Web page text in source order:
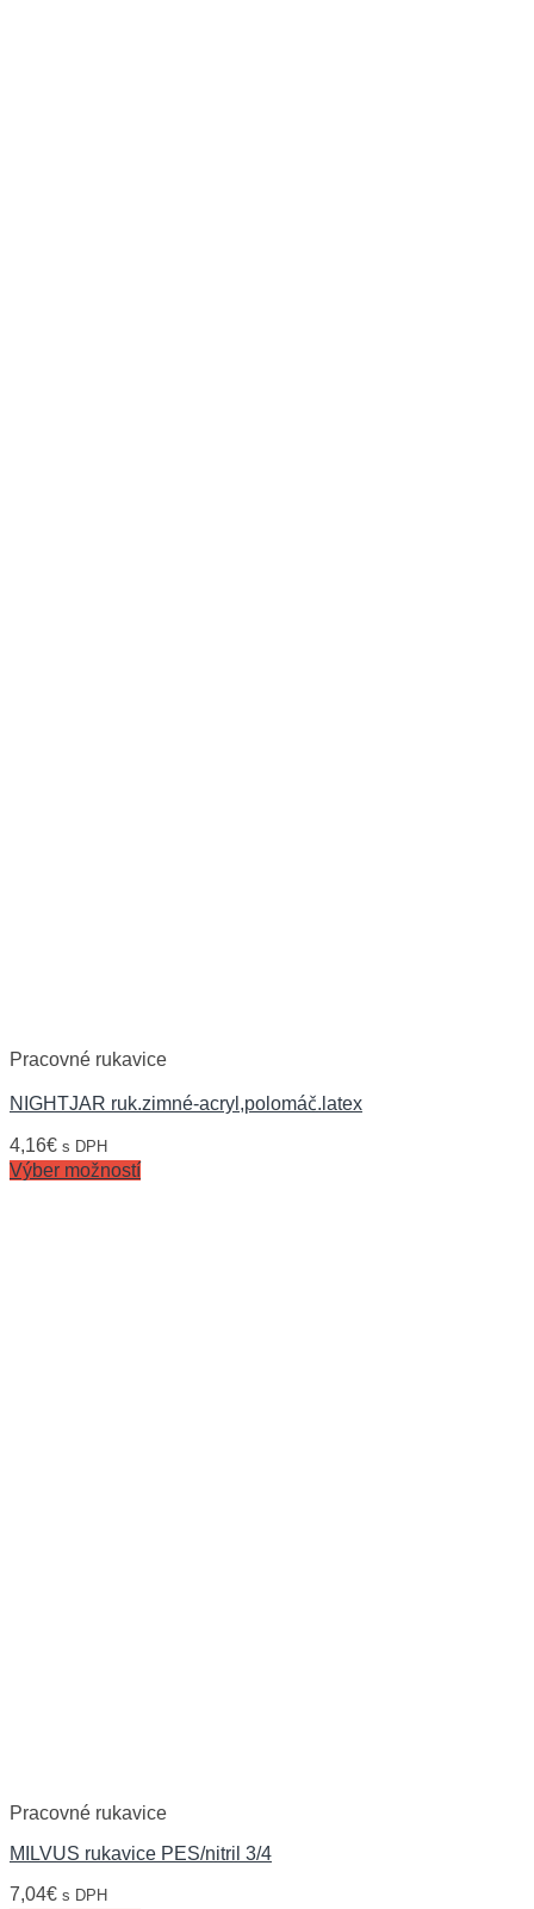
Pracovné rukavice
NIGHTJAR ruk.zimné-acryl,polomáč.latex
4,16€ s DPH
Výber možností
Pracovné rukavice
MILVUS rukavice PES/nitril 3/4
7,04€ s DPH